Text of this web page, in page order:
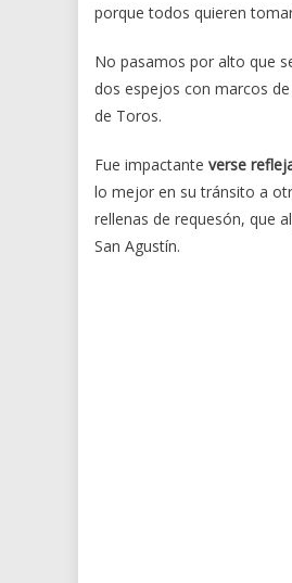
porque todos quieren
No pasamos por alto que
dos espejos con marcos
de Toros.
Fue impactante verse
lo mejor en su tránsito a
rellenas de requesón, que
San Agustín.